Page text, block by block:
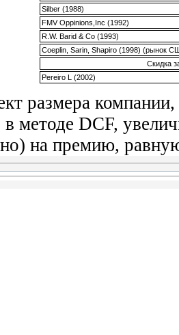
Silber (1988)
FMV Oppinions,Inc (1992)
R.W. Barid & Co (1993)
Coeplin, Sarin, Shapiro (1998) (рынок
Скидка
Pereiro L (2002)
размера
методе DCF,
на премию,